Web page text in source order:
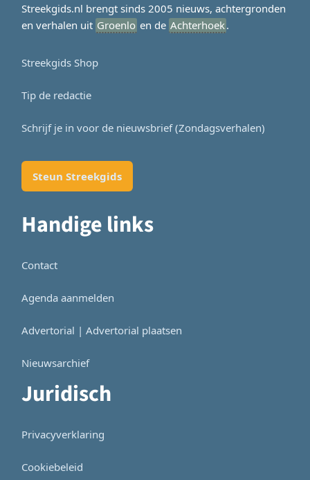
Streekgids.nl brengt sinds 2005 nieuws, achtergronden
en verhalen uit Groenlo en de Achterhoek.
Streekgids Shop
Tip de redactie
Schrijf je in voor de nieuwsbrief (Zondagsverhalen)
Steun Streekgids
Handige links
Contact
Agenda aanmelden
Advertorial | Advertorial plaatsen
Nieuwsarchief
Juridisch
Privacyverklaring
Cookiebeleid